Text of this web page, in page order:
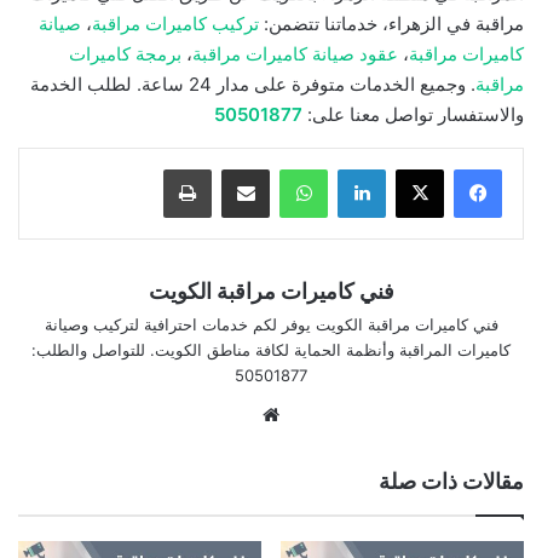
مراقبة في الزهراء، خدماتنا تتضمن: تركيب كاميرات مراقبة، صيانة
كاميرات مراقبة، عقود صيانة كاميرات مراقبة، برمجة كاميرات
مراقبة
. وجميع الخدمات متوفرة على مدار 24 ساعة. لطلب الخدمة
والاستفسار تواصل معنا على: 50501877
لينكدإن واتساب مشاركة بالبريد الإلكترونيطباعة
فني كاميرات مراقبة الكويت
فني كاميرات مراقبة الكويت يوفر لكم خدمات احترافية لتركيب وصيانة
كاميرات المراقبة وأنظمة الحماية لكافة مناطق الكويت. للتواصل والطلب:
50501877
مقالات ذات صلة